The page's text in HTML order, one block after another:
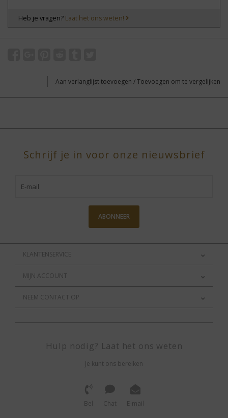
Heb je vragen? Laat het ons weten!
Aan verlanglijst toevoegen /Toevoegen om te vergelijken
Schrijf je in voor onze nieuwsbrief
ABONNEER
KLANTENSERVICE
MIJN ACCOUNT
NEEM CONTACT OP
Hulp nodig? Laat het ons weten
Je kunt ons bereiken
Bel Chat E-mail